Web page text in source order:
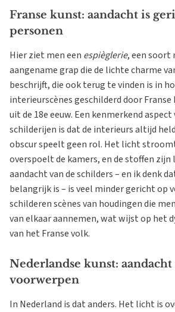
Franse kunst: aandacht is
personen
Hier ziet men een espièglerie, een soort
aangename grap die de lichte charme
beschrijft, die ook terug te vinden is in
interieurscènes geschilderd door
uit de 18e eeuw. Een kenmerkend aspect
schilderijen is dat de interieurs altijd
obscur speelt geen rol. Het licht
overspoelt de kamers, en de stoffen zijn
aandacht van de schilders – en ik denk
belangrijk is – is veel minder gericht op
schilderen scènes van houdingen die
van elkaar aannemen, wat wijst op het
van het Franse volk.
Nederlandse kunst:
voorwerpen
In Nederland is dat anders. Het licht is